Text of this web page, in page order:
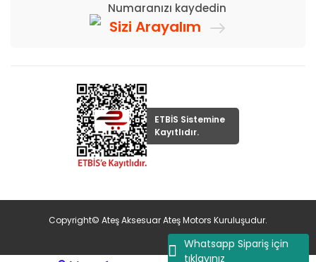
Whatsapp Sipariş için
tıklayınız
Numaranızı kaydedin
Sizi Arayalım
ETBİS Sistemine
Kayıtlıdır.
Copyright© Ateş Aksesuar Ateş Motors Kuruluşudur.